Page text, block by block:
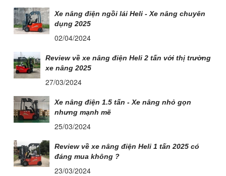
Xe nâng điện ngồi lái Heli - Xe nâng chuyên
dụng 2025
02/04/2024
Review về xe nâng điện Heli 2 tấn với thị trường
xe nâng 2025
27/03/2024
Xe nâng điện 1.5 tấn - Xe nâng nhỏ gọn
nhưng mạnh mẽ
25/03/2024
Review về xe nâng điện Heli 1 tấn 2025 có
đáng mua không ?
23/03/2024